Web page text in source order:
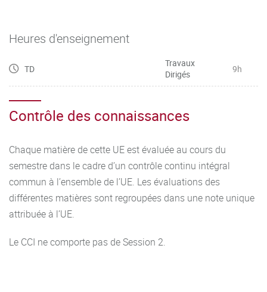
Heures d'enseignement
TD
Travaux
Dirigés
9h
Contrôle des connaissances
Chaque matière de cette UE est évaluée au cours du
semestre dans le cadre d’un contrôle continu intégral
commun à l’ensemble de l’UE. Les évaluations des
différentes matières sont regroupées dans une note unique
attribuée à l’UE.
Le CCI ne comporte pas de Session 2.